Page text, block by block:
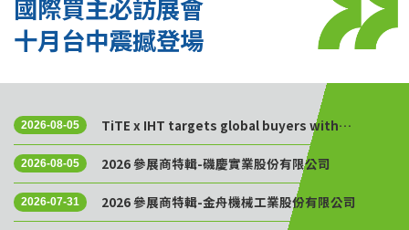
國際買主必訪展會
十月台中震撼登場
2026-08-05
TiTE x IHT targets global buyers with
Golden Sourcing Week
2026-08-05 2026 參展商特輯-磯慶實業股份有限公司
2026-07-31 2026 參展商特輯-金舟機械工業股份有限公司